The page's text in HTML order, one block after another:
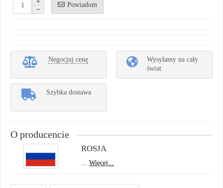
Powiadom
Negocjuj cenę
Wysyłamy na cały
świat
Szybka dostawa
O producencie
ROSJA
... Więcej...